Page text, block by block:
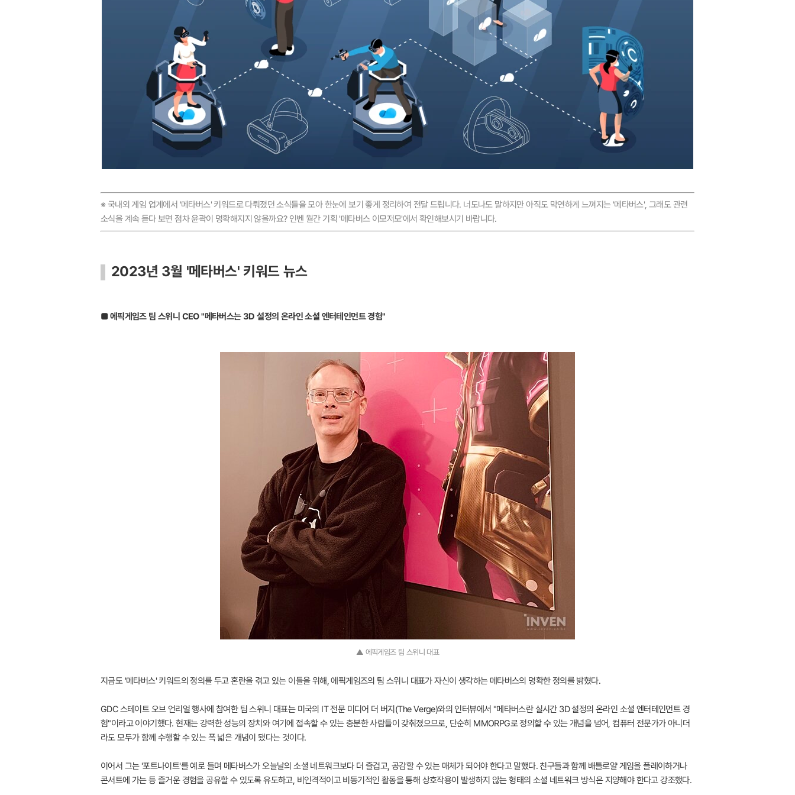
※ 국내외 게임 업계에서 '메타버스' 키워드로 다뤄졌던 소식들을 모아 한눈에 보기 좋게 정리하여 전달 드립니다. 너도나도 말하지만 아직도 막연하게 느껴지는 '메타버스', 그래도 관련
소식을 계속 듣다 보면 점차 윤곽이 명확해지지 않을까요? 인벤 월간 기획 '메타버스 이모저모'에서 확인해보시기 바랍니다.
2023년 3월 '메타버스' 키워드 뉴스
■ 에픽게임즈 팀 스위니 CEO "메타버스는 3D 설정의 온라인 소셜 엔터테인먼트 경험"
▲ 에픽게임즈 팀 스위니 대표
지금도 '메타버스' 키워드의 정의를 두고 혼란을 겪고 있는 이들을 위해, 에픽게임즈의 팀 스위니 대표가 자신이 생각하는 메타버스의 명확한 정의를 밝혔다.
GDC 스테이트 오브 언리얼 행사에 참여한 팀 스위니 대표는 미국의 IT 전문 미디어 더 버지(The Verge)와의 인터뷰에서 "메타버스란 실시간 3D 설정의 온라인 소셜 엔터테인먼트 경
험"이라고 이야기했다. 현재는 강력한 성능의 장치와 여기에 접속할 수 있는 충분한 사람들이 갖춰졌으므로, 단순히 MMORPG로 정의할 수 있는 개념을 넘어, 컴퓨터 전문가가 아니더
라도 모두가 함께 수행할 수 있는 폭 넓은 개념이 됐다는 것이다.
이어서 그는 '포트나이트'를 예로 들며 메타버스가 오늘날의 소셜 네트워크보다 더 즐겁고, 공감할 수 있는 매체가 되어야 한다고 말했다. 친구들과 함께 배틀로얄 게임을 플레이하거나
콘서트에 가는 등 즐거운 경험을 공유할 수 있도록 유도하고, 비인격적이고 비동기적인 활동을 통해 상호작용이 발생하지 않는 형태의 소셜 네트워크 방식은 지양해야 한다고 강조했다.